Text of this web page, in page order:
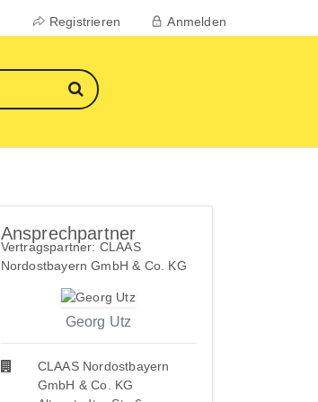
Registrieren Anmelden
Ansprechpartner
Vertragspartner: CLAAS
Nordostbayern GmbH & Co. KG
Georg Utz
CLAAS Nordostbayern
GmbH & Co. KG